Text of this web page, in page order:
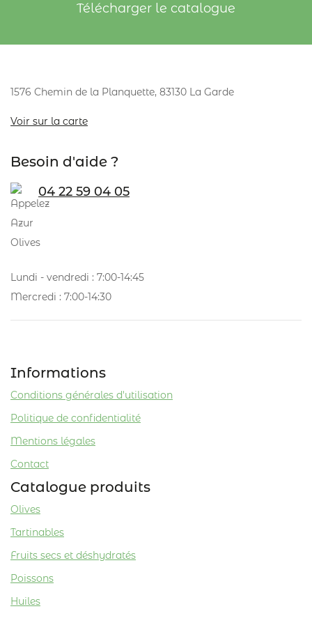
Télécharger le catalogue
1576 Chemin de la Planquette, 83130 La Garde
Voir sur la carte
Besoin d'aide ?
04 22 59 04 05
Lundi - vendredi : 7:00-14:45
Mercredi : 7:00-14:30
Informations
Conditions générales d'utilisation
Politique de confidentialité
Mentions légales
Contact
Catalogue produits
Olives
Tartinables
Fruits secs et déshydratés
Poissons
Huiles